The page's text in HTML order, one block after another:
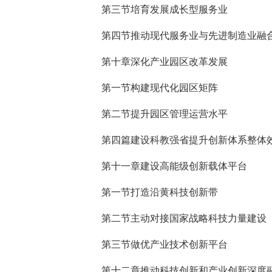
第三节培育发展成长型服务业
第四节推动现代服务业与先进制造业融
第十章深化产业园区改革发展
第一节构建现代化园区矩阵
第二节提升园区管理运营水平
第四篇建设科教强省提升创新体系整体
第十一章建设高能级创新载体平台
第一节打造沿黄科技创新带
第二节主动对接国家战略科技力量建设
第三节做优产业技术创新平台